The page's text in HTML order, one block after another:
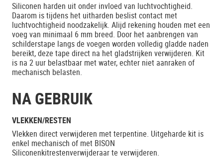
Siliconen harden uit onder invloed van luchtvochtigheid.
Daarom is tijdens het uitharden beslist contact met
luchtvochtigheid noodzakelijk. Alijd rekening houden met een
voeg van minimaal 6 mm breed. Door het aanbrengen van
schilderstape langs de voegen worden volledig gladde naden
bereikt, deze tape direct na het gladstrijken verwijderen. Kit
is na 2 uur belastbaar met water, echter niet aanraken of
mechanisch belasten.
NA GEBRUIK
VLEKKEN/RESTEN
Vlekken direct verwijderen met terpentine. Uitgeharde kit is
enkel mechanisch of met BISON
Siliconenkitrestenverwijderaar te verwijderen.